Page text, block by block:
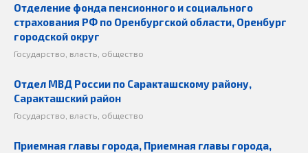
Отделение фонда пенсионного и социального
страхования РФ по Оренбургской области, Оренбург
городской округ
Государство, власть, общество
Отдел МВД России по Саракташскому району,
Саракташский район
Государство, власть, общество
Приемная главы города, Приемная главы города,